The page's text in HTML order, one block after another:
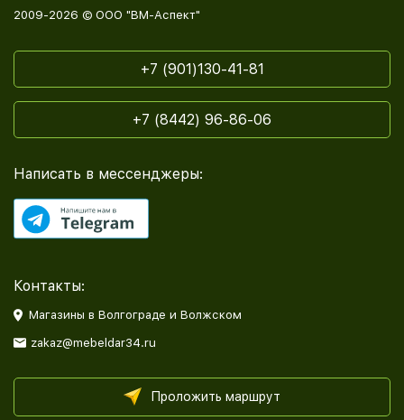
2009-2026 © ООО "ВМ-Аспект"
+7 (901)130-41-81
+7 (8442) 96-86-06
Написать в мессенджеры:
Контакты:
Магазины в Волгограде и Волжском
zakaz@mebeldar34.ru
Проложить маршрут